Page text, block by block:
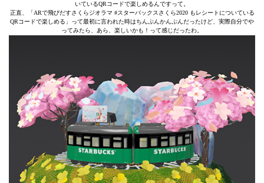
いているQRコードで楽しめるんですって。
正直、「ARで飛びだすさくらジオラマ #スターバックスさくら2020 もレシートについている
QRコードで楽しめる」って最初に言われた時はちんぷんかんぷんだったけど、実際自分でや
ってみたら、あら、楽しいかも！って感じだったわ。